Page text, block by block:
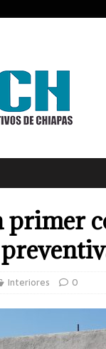
primer
Interiores 0